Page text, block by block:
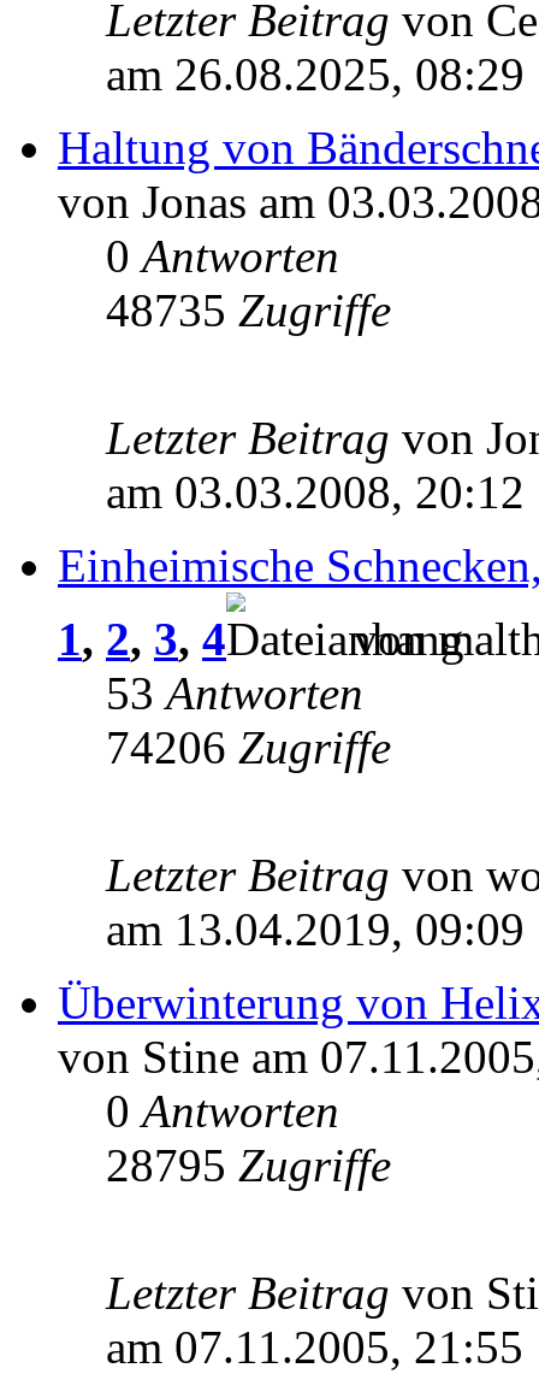
Letzter Beitrag von
am 26.08.2025, 08:29
Haltung von
von Jonas am
0Antworten
48735 Zugriffe
Letzter Beitrag von
am 03.03.2008, 20:12
Einheimische
1, 2, 3, 4
von
53Antworten
74206 Zugriffe
Letzter Beitrag von
am 13.04.2019, 09:09
Überwinterung von
von Stine am
0Antworten
28795 Zugriffe
Letzter Beitrag von
am 07.11.2005, 21:55